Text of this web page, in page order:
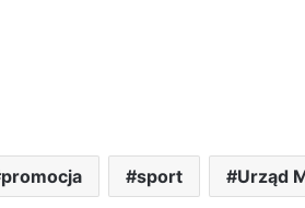
promocja sport Urząd